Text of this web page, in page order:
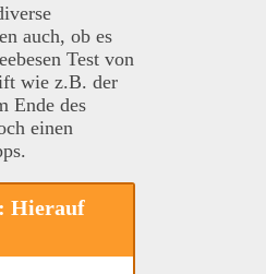
auch, ob es
Test von
wie z.B. der
Ende des
einen
Hierauf